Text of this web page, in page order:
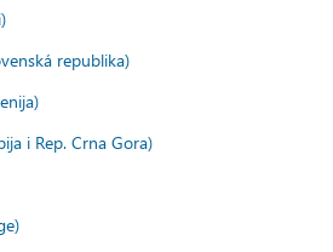
republika)
i Rep. Crna Gora)